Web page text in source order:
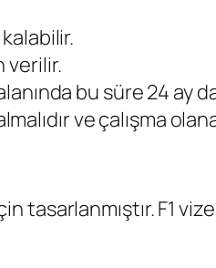
verilir.
bu süre 24 ay
ve çalışma
tasarlanmıştır. F1